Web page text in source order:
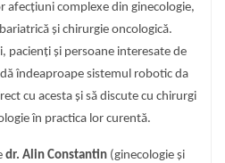
complexe din ginecologie,
și chirurgie oncologică.
pacienți și persoane interesate de
îndeaproape sistemul robotic da
cu acesta și să discute cu chirurgi
în practica lor curentă.
dr. Alin Constantin (ginecologie și